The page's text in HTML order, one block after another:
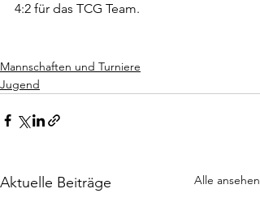
4:2 für das TCG Team.
Mannschaften und Turniere
Jugend
Aktuelle Beiträge Alle ansehen